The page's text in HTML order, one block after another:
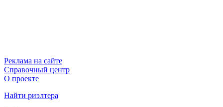
Реклама на сайте
Справочный центр
О проекте
Найти риэлтера